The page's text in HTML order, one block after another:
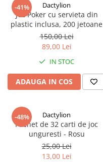
-41% Dactylion
Joc Poker cu servieta din
plastic inclusa, 200 jetoane
150,00 Lei
89,00 Lei
IN STOC
ADAUGA IN COS
-48% Dactylion
Pachet de 32 carti de joc
unguresti - Rosu
25,00 Lei
13,00 Lei